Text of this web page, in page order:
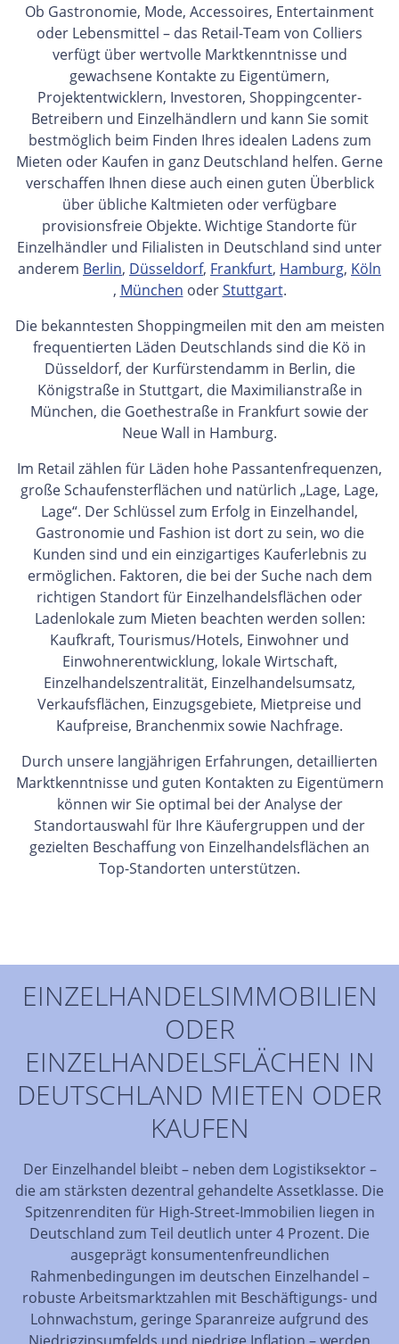
Ob Gastronomie, Mode, Accessoires, Entertainment
oder Lebensmittel – das Retail-Team von Colliers
verfügt über wertvolle Marktkenntnisse und
gewachsene Kontakte zu Eigentümern,
Projektentwicklern, Investoren, Shoppingcenter-
Betreibern und Einzelhändlern und kann Sie somit
bestmöglich beim Finden Ihres idealen Ladens zum
Mieten oder Kaufen in ganz Deutschland helfen. Gerne
verschaffen Ihnen diese auch einen guten Überblick
über übliche Kaltmieten oder verfügbare
provisionsfreie Objekte. Wichtige Standorte für
Einzelhändler und Filialisten in Deutschland sind unter
anderem Berlin, Düsseldorf, Frankfurt, Hamburg, Köln
, München oderStuttgart.
Die bekanntesten Shoppingmeilen mit den am meisten
frequentierten Läden Deutschlands sind die Kö in
Düsseldorf, der Kurfürstendamm in Berlin, die
Königstraße in Stuttgart, die Maximilianstraße in
München, die Goethestraße in Frankfurt sowie der
Neue Wall in Hamburg.
Im Retail zählen für Läden hohe Passantenfrequenzen,
große Schaufensterflächen und natürlich „Lage, Lage,
Lage“. Der Schlüssel zum Erfolg in Einzelhandel,
Gastronomie und Fashion ist dort zu sein, wo die
Kunden sind und ein einzigartiges Kauferlebnis zu
ermöglichen. Faktoren, die bei der Suche nach dem
richtigen Standort für Einzelhandelsflächen oder
Ladenlokale zum Mieten beachten werden sollen:
Kaufkraft, Tourismus/Hotels, Einwohner und
Einwohnerentwicklung, lokale Wirtschaft,
Einzelhandelszentralität, Einzelhandelsumsatz,
Verkaufsflächen, Einzugsgebiete, Mietpreise und
Kaufpreise, Branchenmix sowie Nachfrage.
Durch unsere langjährigen Erfahrungen, detaillierten
Marktkenntnisse und guten Kontakten zu Eigentümern
können wir Sie optimal bei der Analyse der
Standortauswahl für Ihre Käufergruppen und der
gezielten Beschaffung von Einzelhandelsflächen an
Top-Standorten unterstützen.
EINZELHANDELSIMMOBILIEN
ODER
EINZELHANDELSFLÄCHEN IN
DEUTSCHLAND MIETEN ODER
KAUFEN
Der Einzelhandel bleibt – neben dem Logistiksektor –
die am stärksten dezentral gehandelte Assetklasse. Die
Spitzenrenditen für High-Street-Immobilien liegen in
Deutschland zum Teil deutlich unter 4 Prozent. Die
ausgeprägt konsumentenfreundlichen
Rahmenbedingungen im deutschen Einzelhandel –
robuste Arbeitsmarktzahlen mit Beschäftigungs- und
Lohnwachstum, geringe Sparanreize aufgrund des